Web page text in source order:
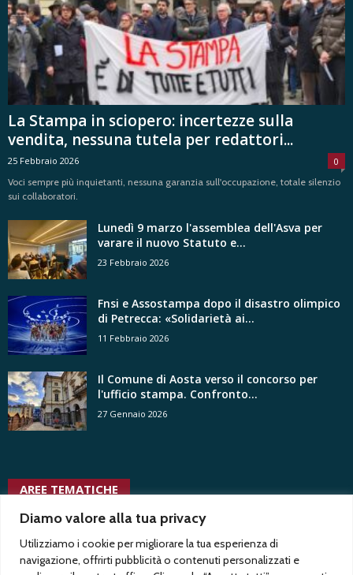
Diamo valore alla tua privacy
Utilizziamo i cookie per migliorare la tua esperienza di
navigazione, offrirti pubblicità o contenuti personalizzati e
La Stampa in sciopero: incertezze sulla
vendita, nessuna tutela per redattori...
25 Febbraio 2026
0
Voci sempre più inquietanti, nessuna garanzia sull'occupazione, totale silenzio
sui collaboratori.
Lunedì 9 marzo l'assemblea dell'Asva per
varare il nuovo Statuto e...
23 Febbraio 2026
Fnsi e Assostampa dopo il disastro olimpico
di Petrecca: «Solidarietà ai...
11 Febbraio 2026
Il Comune di Aosta verso il concorso per
l'ufficio stampa. Confronto...
27 Gennaio 2026
AREE TEMATICHE
vittorio di trapani voyeurismo uspi uffici stampa privati
associativa
vertenze uffici stampa pubblici
trasparenza Test2 usigrai tgr